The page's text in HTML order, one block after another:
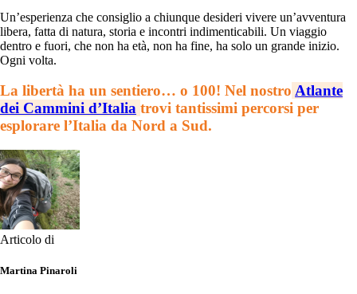
Un’esperienza che consiglio a chiunque desideri vivere un’avventura
libera, fatta di natura, storia e incontri indimenticabili. Un viaggio
dentro e fuori, che non ha età, non ha fine, ha solo un grande inizio.
Ogni volta.
La libertà ha un sentiero… o 100! Nel nostro Atlante
dei Cammini d’Italia trovi tantissimi percorsi per
esplorare l’Italia da Nord a Sud.
Articolo di
Martina Pinaroli